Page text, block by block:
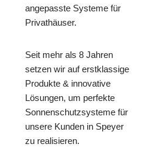
angepasste Systeme für
Privathäuser.
Seit mehr als 8 Jahren
setzen wir auf erstklassige
Produkte & innovative
Lösungen, um perfekte
Sonnenschutzsysteme für
unsere Kunden in Speyer
zu realisieren.